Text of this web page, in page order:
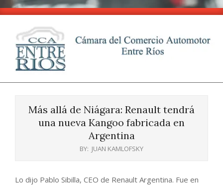
Skip
content
CCA
EntreMás allá de Niágara: Renault tendrá
una nueva Kangoo fabricada en
Argentina
BY: JUAN KAMLOFSKY
Lo dijo Pablo Sibilla, CEO de Renault Argentina. Fue en